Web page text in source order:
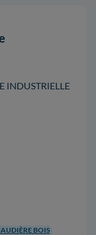
INDUSTRIELLE
BOIS